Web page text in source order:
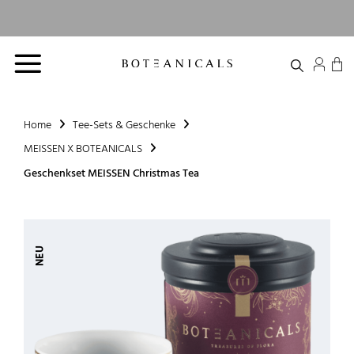
Versandkostenfrei
ab 39 €
2-3
Werktage
Delivery
Option
Home
Tee-Sets & Geschenke
MEISSEN X BOTEANICALS
Geschenkset MEISSEN Christmas Tea
NEU